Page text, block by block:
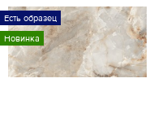
Есть образец
Новинка